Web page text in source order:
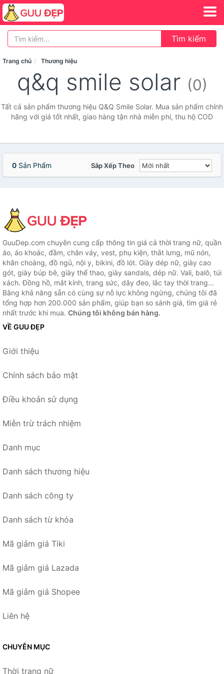
Tìm kiếm
Trang chủ Thương hiệu
q&q smile solar (0)
Tất cả sản phẩm thương hiệu Q&Q Smile Solar. Mua sản phẩm chính
hãng với giá tốt nhất, giao hàng tận nhà miễn phí, thu hộ COD
0 Sản Phẩm Sắp Xếp Theo
GuuDep.com chuyên cung cấp thông tin giá cả thời trang nữ, quần
áo, áo khoác, đầm, chân váy, vest, phụ kiện, thắt lưng, mũ nón,
khăn choàng, đồ ngủ, nội y, bikini, đồ lót. Giày dép nữ, giày cao
gót, giày búp bê, giày thể thao, giày sandals, dép nữ. Vali, balô, túi
xách. Đồng hồ, mắt kính, trang sức, dây đeo, lắc tay thời trang...
Bằng khả năng sẵn có cùng sự nỗ lực không ngừng, chúng tôi đã
tổng hợp hơn 200.000 sản phẩm, giúp bạn so sánh giá, tìm giá rẻ
nhất trước khi mua. Chúng tôi không bán hàng.
VỀ GUU ĐẸP
Giới thiệu
Chính sách bảo mật
Điều khoản sử dụng
Miễn trừ trách nhiệm
Danh mục
Danh sách thương hiệu
Danh sách công ty
Danh sách từ khóa
Mã giảm giá Tiki
Mã giảm giá Lazada
Mã giảm giá Shopee
Liên hệ
CHUYÊN MỤC
Thời trang nữ